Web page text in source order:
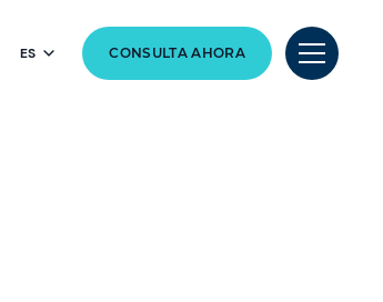
ES CONSULTA AHORA